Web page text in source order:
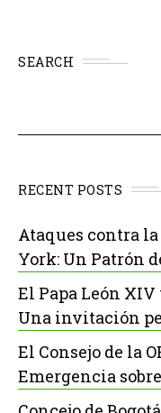
SEARCH
RECENT POSTS
Ataques contra
York: Un Patrón
El Papa León
Una invitación
El Consejo de la
Emergencia